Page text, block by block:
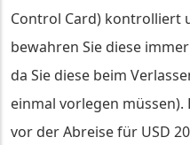
Control Card) kontrolliert
bewahren Sie diese
da Sie diese beim
einmal vorlegen müssen).
vor der Abreise für USD